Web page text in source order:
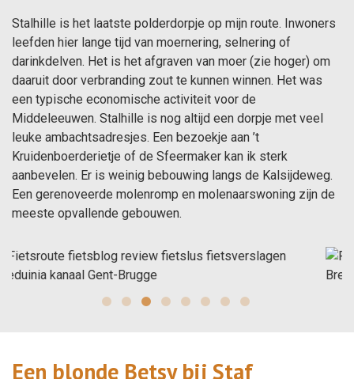
Stalhille is het laatste polderdorpje op mijn route. Inwoners
leefden hier lange tijd van moernering, selnering of
darinkdelven. Het is het afgraven van moer (zie hoger) om
daaruit door verbranding zout te kunnen winnen. Het was
een typische economische activiteit voor de
Middeleeuwen. Stalhille is nog altijd een dorpje met veel
leuke ambachtsadresjes. Een bezoekje aan ’t
Kruidenboerderietje of de Sfeermaker kan ik sterk
aanbevelen. Er is weinig bebouwing langs de Kalsijdeweg.
Een gerenoveerde molenromp en molenaarswoning zijn de
meeste opvallende gebouwen.
Een blonde Betsy bij Staf